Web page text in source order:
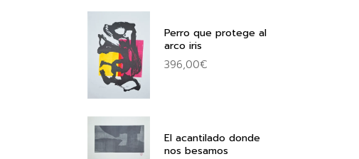
Perro que protege al
arco iris
396,00€
El acantilado donde
nos besamos